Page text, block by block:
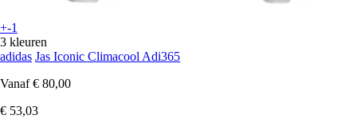
+-1
3 kleuren
adidas Jas Iconic Climacool Adi365
Vanaf € 80,00
€ 53,03